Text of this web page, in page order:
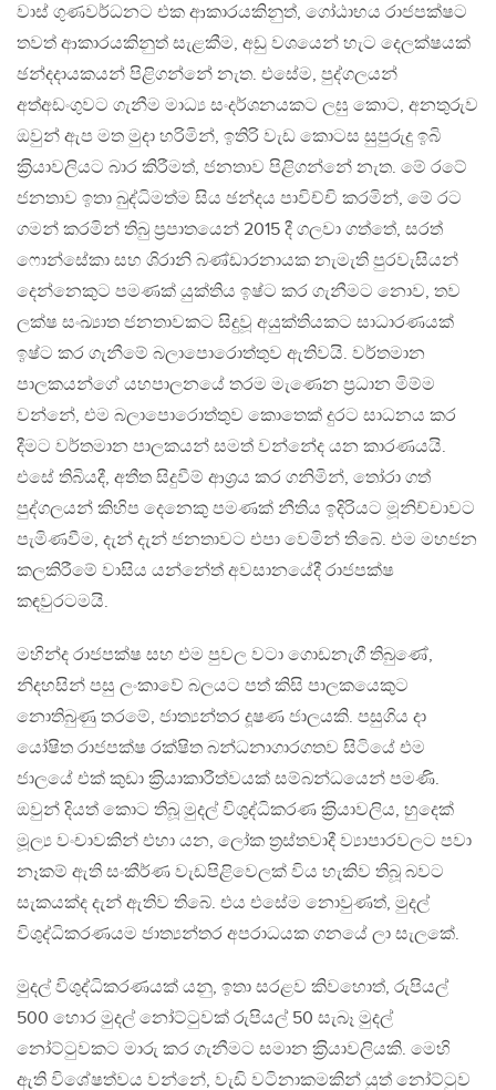
වාස් ගුණවර්ධනට එක ආකාරයකිනුත්, ගෝඨාභය රාජපක්ෂට
තවත් ආකාරයකිනුත් සැළකීම, අඩු වශයෙන් හැට දෙලක්ෂයක්
ඡන්දදායකයන් පිළිගන්නේ නැත. එසේම, පුද්ගලයන්
අත්අඩංගුවට ගැනීම මාධ්‍ය සංදර්ශනයකට ලඝු කොට, අනතුරුව
ඔවුන් ඇප මත මුදා හරිමින්, ඉතිරි වැඩ කොටස සුපුරුදු ඉබි
ක‍්‍රියාවලියට බාර කිරීමත්, ජනතාව පිළිගන්නේ නැත. මේ රටේ
ජනතාව ඉතා බුද්ධිමත්ම සිය ඡන්දය පාවිච්චි කරමින්, මේ රට
ගමන් කරමින් තිබු ප‍්‍රපාතයෙන් 2015 දී ගලවා ගත්තේ, සරත්
ෆොන්සේකා සහ ශිරානි බණ්ඩාරනායක නැමැති පුරවැසියන්
දෙන්නෙකුට පමණක් යුක්තිය ඉෂ්ට කර ගැනීමට නොව, තව
ලක්ෂ සංඛ්‍යාත ජනතාවකට සිදුවූ අයුක්තියකට සාධාරණයක්
ඉෂ්ට කර ගැනීමේ බලාපොරොත්තුව ඇතිවයි. වර්තමාන
පාලකයන්ගේ යහපාලනයේ තරම මැණෙන ප‍්‍රධාන මිම්ම
වන්නේ, එම බලාපොරොත්තුව කොතෙක් දුරට සාධනය කර
දීමට වර්තමාන පාලකයන් සමත් වන්නේද යන කාරණයයි.
එසේ තිබියදී, අතීත සිදුවීම් ආශ‍්‍රය කර ගනිමින්, තෝරා ගත්
පුද්ගලයන් කිහිප දෙනෙකු පමණක් නීතිය ඉදිරියට මූනිච්චාවට
පැමිණවීම, දැන් දැන් ජනතාවට එපා වෙමින් තිබේ. එම මහජන
කලකිරීමේ වාසිය යන්නේත් අවසානයේදී රාජපක්ෂ
කඳවුරටමයි.
මහින්ද රාජපක්ෂ සහ එම පුවල වටා ගොඩනැගී තිබුණේ,
නිදහසින් පසු ලංකාවේ බලයට පත් කිසි පාලකයෙකුට
නොතිබුණු තරමේ, ජාත්‍යන්තර දූෂණ ජාලයකි. පසුගිය දා
යෝෂිත රාජපක්ෂ රක්ෂිත බන්ධනාගාරගතව සිටියේ එම
ජාලයේ එක් කුඩා ක‍්‍රියාකාරීත්වයක් සම්බන්ධයෙන් පමණි.
ඔවුන් දියත් කොට තිබූ මුදල් විශුද්ධිකරණ ක‍්‍රියාවලිය, හුදෙක්
මූල්‍ය වංචාවකින් එහා යන, ලෝක ත‍්‍රස්තවාදී ව්‍යාපාරවලට පවා
නෑකම් ඇති සංකීර්ණ වැඩපිළිවෙලක් විය හැකිව තිබූ බවට
සැකයක්ද දැන් ඇතිව තිබේ. එය එසේම නොවුණත්, මුදල්
විශුද්ධිකරණයම ජාත්‍යන්තර අපරාධයක ගනයේ ලා සැලකේ.
මුදල් විශුද්ධිකරණයක් යනු, ඉතා සරළව කිවහොත්, රුපියල්
500 හොර මුදල් නෝට්ටුවක් රුපියල් 50 සැබෑ මුදල්
නෝට්ටුවකට මාරු කර ගැනීමට සමාන ක‍්‍රියාවලියකි. මෙහි
ඇති විශේෂත්වය වන්නේ, වැඩි වටිනාකමකින් යුත් නෝට්ටුව